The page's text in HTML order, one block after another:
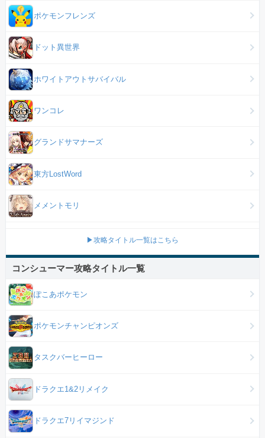
ポケモンフレンズ
ドット異世界
ホワイトアウトサバイバル
ワンコレ
グランドサマナーズ
東方LostWord
メメントモリ
▶攻略タイトル一覧はこちら
コンシューマー攻略タイトル一覧
ぽこあポケモン
ポケモンチャンピオンズ
タスクバーヒーロー
ドラクエ1&2リメイク
ドラクエ7リイマジンド